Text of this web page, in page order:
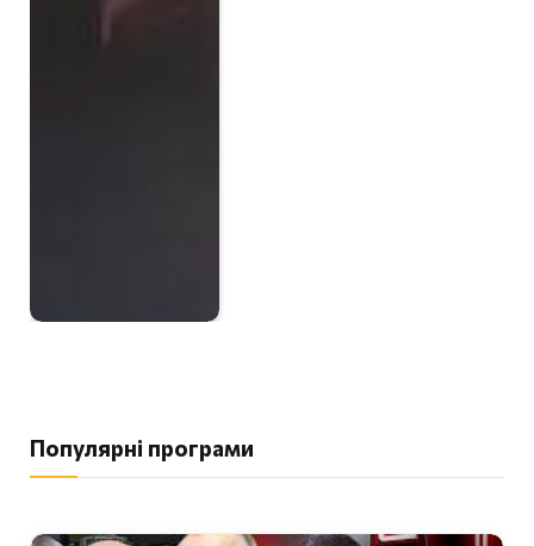
Популярні програми